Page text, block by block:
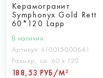
Керамогранит
Symphonyx Gold Rett
60*120 Lapp
В наличии
Артикул: 610015000641
Размер, см: 60 х 120
188,53 РУБ/М²